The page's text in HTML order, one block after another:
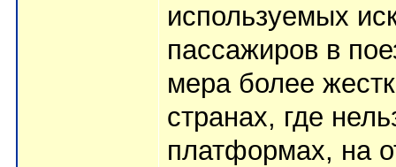
используемых
пассажиров в
мера более
странах, где
платформах, на